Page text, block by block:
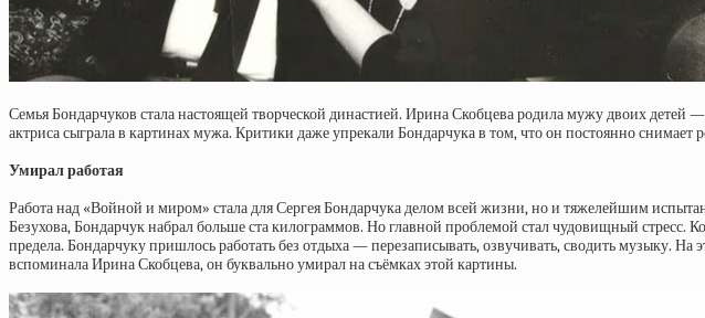
Семья Бондарчуков стала настоящей творческой династией. Ирина Скобцева родила мужу двоих
актриса сыграла в картинах мужа. Критики даже упрекали Бондарчука в том, что он постоянно
Умирал работая
Работа над «Войной и миром» стала для Сергея Бондарчука делом всей жизни, но и тяжелейшим
Безухова, Бондарчук набрал больше ста килограммов. Но главной проблемой стал чудовищный стресс.
предела. Бондарчуку пришлось работать без отдыха — перезаписывать, озвучивать, сводить музыку.
вспоминала Ирина Скобцева, он буквально умирал на съёмках этой картины.